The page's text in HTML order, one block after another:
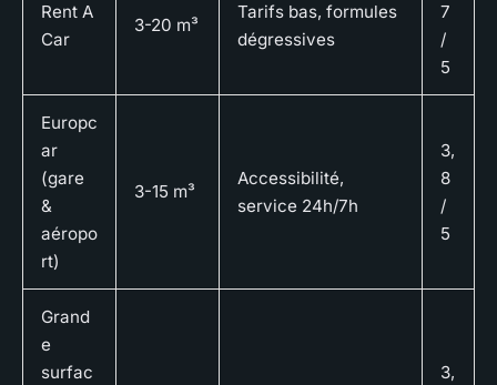
Rent A
Car
3-20 m³
Tarifs bas, formules
dégressives
7
/
5
Europc
ar
(gare
&
aéropo
rt)
3-15 m³
Accessibilité,
service 24h/7h
3,
8
/
5
Grand
e
surfac
3,